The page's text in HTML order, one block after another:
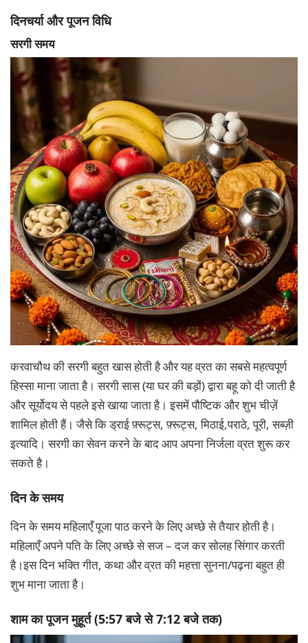
दिनचर्या और पूजन विधि
सरगी समय
करवाचौथ की सरगी बहुत खास होती है और यह व्रत का सबसे महत्वपूर्ण
हिस्सा माना जाता है। सरगी सास (या घर की बड़ों) द्वारा बहू को दी जाती है
और सूर्योदय से पहले इसे खाया जाता है। इसमें पौष्टिक और शुभ चीज़ें
शामिल होती हैं। जैसे कि ड्राई फ़्रूट्स, फ़्रूट्स, मिठाई,पराठे, पूरी, सब्ज़ी
इत्यादि। सरगी का सेवन करने के बाद आप अपना निर्जला व्रत शुरू कर
सकते है।
दिन के समय
दिन के समय महिलाएँ पूजा पाठ करने के लिए अच्छे से तैयार होती है।
महिलाएँ अपने पति के लिए अच्छे से सज – दज कर सोलह सिंगार करती
है।इस दिन भक्ति गीत, कथा और व्रत की महत्ता सुनना/पढ़ना बहुत ही
शुभ माना जाता है।
शाम का पूजनमुहूर्त(5:57 बजे से 7:12 बजे तक)